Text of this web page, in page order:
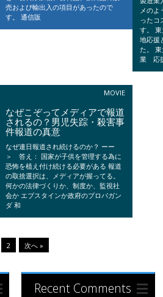
売および輸出入の項目があったので
す。 通信販
メのよ
ったコ
す。
地応援
た。
業 応
MOVIE
なぜこぞってメディアで報道
されるの？男児失踪・殺害事
件報道の真意
なぜ連日報道され続けるのか？ ーー
＞ 答え： 国家が子供を管理する為に
恐怖を植え付け続ける必要がある 報道
の取捨選択は、メディアが握ってる。
何かの法律づくりか、制度か、監視社
会か エプスタインか政府のプロパガン
ダ 和
2 次へ »
Recent Comments